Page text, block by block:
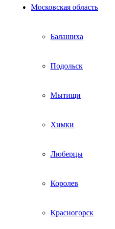
Московская область
Балашиха
Подольск
Мытищи
Химки
Люберцы
Королев
Красногорск